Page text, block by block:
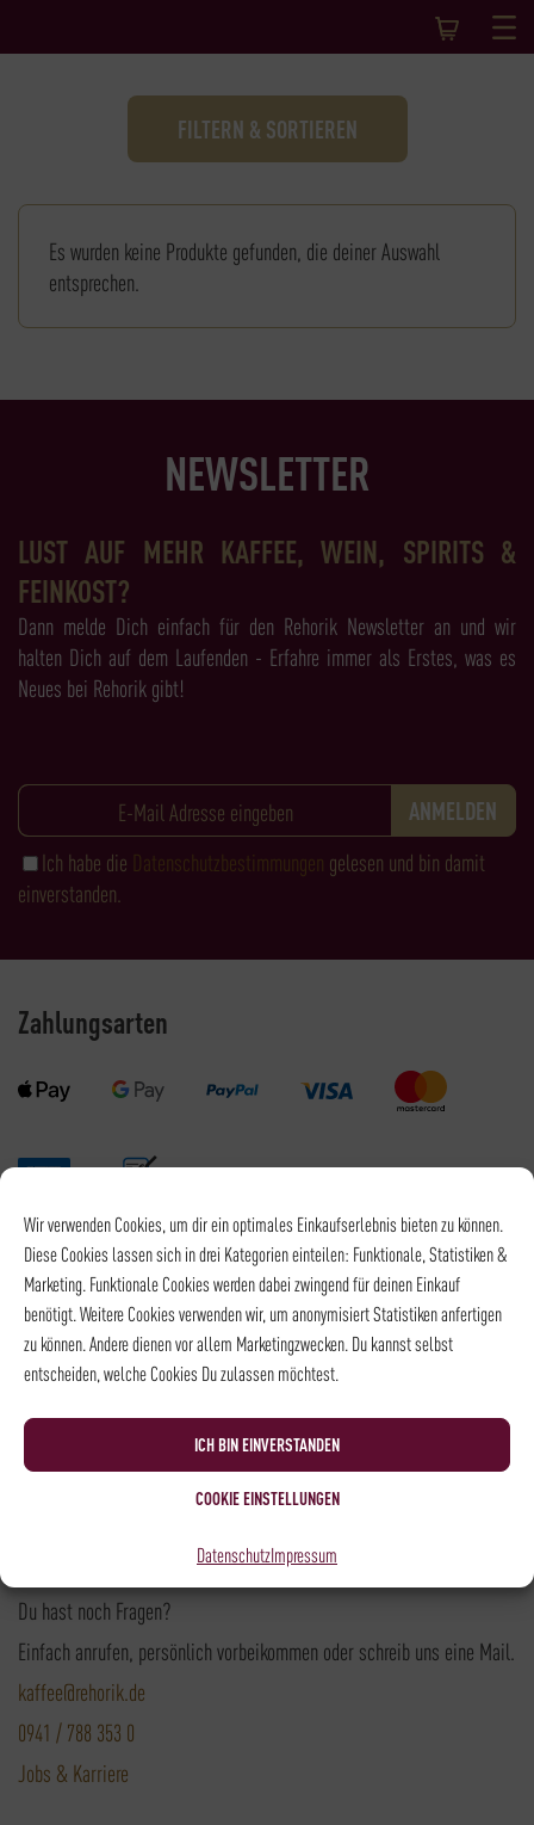
Wir verwenden Cookies, um dir ein optimales Einkaufserlebnis bieten zu können.
Diese Cookies lassen sich in drei Kategorien einteilen: Funktionale, Statistiken &
Marketing. Funktionale Cookies werden dabei zwingend für deinen Einkauf
benötigt. Weitere Cookies verwenden wir, um anonymisiert Statistiken anfertigen
zu können. Andere dienen vor allem Marketingzwecken. Du kannst selbst
entscheiden, welche Cookies Du zulassen möchtest.
ICH BIN EINVERSTANDEN
COOKIE EINSTELLUNGEN
DatenschutzImpressum
FILTERN & SORTIEREN
Es wurden keine Produkte gefunden, die deiner Auswahl
entsprechen.
NEWSLETTER
LUST AUF MEHR KAFFEE, WEIN, SPIRITS &
FEINKOST?
Dann melde Dich einfach für den Rehorik Newsletter an und wir
halten Dich auf dem Laufenden - Erfahre immer als Erstes, was es
Neues bei Rehorik gibt!
Ich habe die Datenschutzbestimmungen gelesen und bin damit
einverstanden.
Zahlungsarten
Versandpartner
Versandkosten DHL: 6,5 €
Kostenloser Versand mit DHL ab: 55 €
* Alle Preise sind inkl. MwSt., zzgl.Versand
Du hast noch Fragen?
Einfach anrufen, persönlich vorbeikommen oder schreib uns eine Mail.
kaffee@rehorik.de
0941 / 788 353 0
Jobs & Karriere